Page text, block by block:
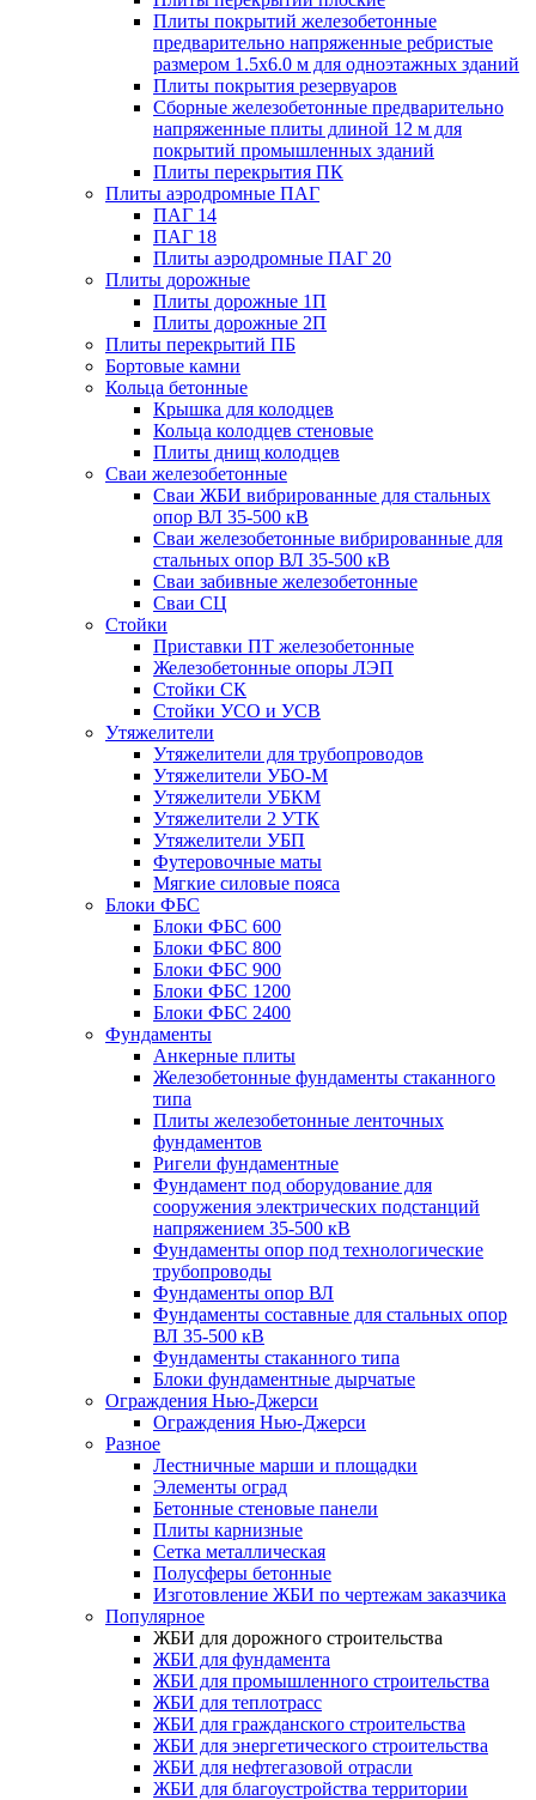
Плиты покрытий железобетонные
предварительно напряженные ребристые
размером 1.5х6.0 м для одноэтажных зданий
Плиты покрытия резервуаров
Сборные железобетонные предварительно
напряженные плиты длиной 12 м для
покрытий промышленных зданий
Плиты перекрытия ПК
Плиты аэродромные ПАГ
ПАГ 14
ПАГ 18
Плиты аэродромные ПАГ 20
Плиты дорожные
Плиты дорожные 1П
Плиты дорожные 2П
Плиты перекрытий ПБ
Бортовые камни
Кольца бетонные
Крышка для колодцев
Кольца колодцев стеновые
Плиты днищ колодцев
Сваи железобетонные
Сваи ЖБИ вибрированные для стальных
опор ВЛ 35-500 кВ
Сваи железобетонные вибрированные для
стальных опор ВЛ 35-500 кВ
Сваи забивные железобетонные
Сваи СЦ
Стойки
Приставки ПТ железобетонные
Железобетонные опоры ЛЭП
Стойки СК
Стойки УСО и УСВ
Утяжелители
Утяжелители для трубопроводов
Утяжелители УБО-М
Утяжелители УБКМ
Утяжелители 2 УТК
Утяжелители УБП
Футеровочные маты
Мягкие силовые пояса
Блоки ФБС
Блоки ФБС 600
Блоки ФБС 800
Блоки ФБС 900
Блоки ФБС 1200
Блоки ФБС 2400
Фундаменты
Анкерные плиты
Железобетонные фундаменты стаканного
типа
Плиты железобетонные ленточных
фундаментов
Ригели фундаментные
Фундамент под оборудование для
сооружения электрических подстанций
напряжением 35-500 кВ
Фундаменты опор под технологические
трубопроводы
Фундаменты опор ВЛ
Фундаменты составные для стальных опор
ВЛ 35-500 кВ
Фундаменты стаканного типа
Блоки фундаментные дырчатые
Ограждения Нью-Джерси
Ограждения Нью-Джерси
Разное
Лестничные марши и площадки
Элементы оград
Бетонные стеновые панели
Плиты карнизные
Сетка металлическая
Полусферы бетонные
Изготовление ЖБИ по чертежам заказчика
Популярное
ЖБИ для дорожного строительства
ЖБИ для фундамента
ЖБИ для промышленного строительства
ЖБИ для теплотрасс
ЖБИ для гражданского строительства
ЖБИ для энергетического строительства
ЖБИ для нефтегазовой отрасли
ЖБИ для благоустройства территории